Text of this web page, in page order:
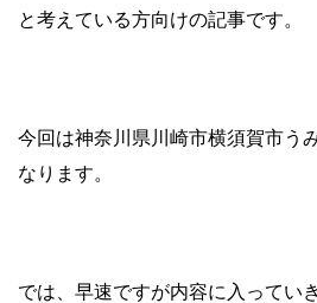
と考えている方向けの記事です。
今回は神奈川県川崎市横須賀市う
なります。
では、早速ですが内容に入ってい